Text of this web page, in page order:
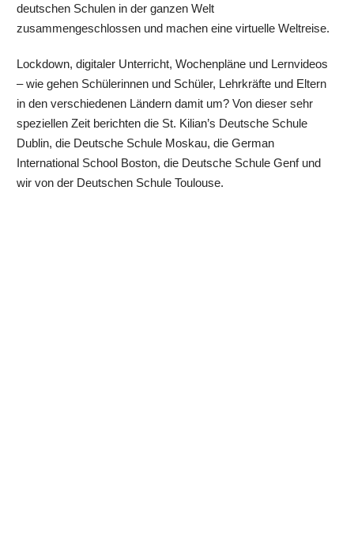
deutschen Schulen in der ganzen Welt
zusammengeschlossen und machen eine virtuelle Weltreise.
Lockdown, digitaler Unterricht, Wochenpläne und Lernvideos
– wie gehen Schülerinnen und Schüler, Lehrkräfte und Eltern
in den verschiedenen Ländern damit um? Von dieser sehr
speziellen Zeit berichten die St. Kilian’s Deutsche Schule
Dublin, die Deutsche Schule Moskau, die German
International School Boston, die Deutsche Schule Genf und
wir von der Deutschen Schule Toulouse.